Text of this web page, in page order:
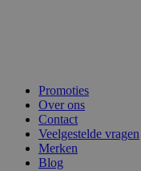
Promoties
Over ons
Contact
Veelgestelde vragen
Merken
Blog